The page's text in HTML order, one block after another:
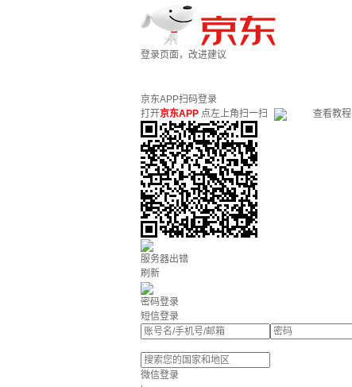
登录页面，改进建议
京东APP扫码登录
打开京东APP 点左上角扫一扫 查看教程
服务器出错
刷新
密码登录
短信登录
微信登录